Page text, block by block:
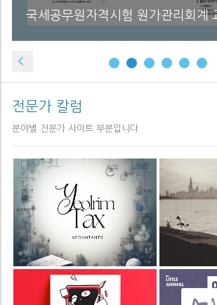
국세공무원자격시험 원가관리회계
전문가 칼럼
분야별 전문가 사이트 부분입니다
세무법인열림